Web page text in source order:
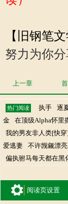
【旧钢笔文
努力为你
上一章
热门阅读 执手 逐
金
在顶级Alpha怀里
我的男友非人类[快穿]
爱逃妻
不许觊觎漂亮
偏执驸马每天都在黑
阅读页设置